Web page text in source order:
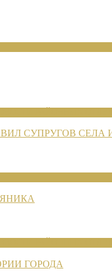
СУПРУГОВ СЕЛА
ГОРОДА